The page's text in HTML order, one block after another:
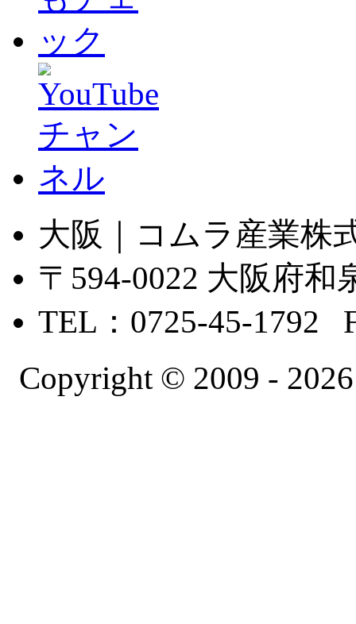
大阪｜コムラ産業株
〒594-0022 大阪府
TEL：0725-45-1792
Copyright © 2009 -